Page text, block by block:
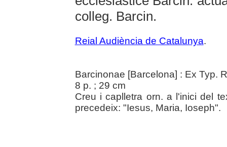
colleg. Barcin.
Reial Audiència de Catalunya.
Barcinonae [Barcelona] : Ex Typ.
8 p. ; 29 cm
Creu i caplletra orn. a l'inici del
precedeix: "Iesus, Maria, Ioseph".